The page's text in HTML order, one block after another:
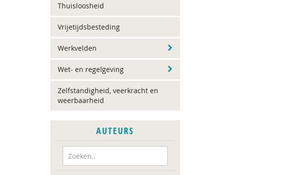
Thuisloosheid
Vrijetijdsbesteding
Werkvelden
Wet- en regelgeving
Zelfstandigheid, veerkracht en
weerbaarheid
AUTEURS